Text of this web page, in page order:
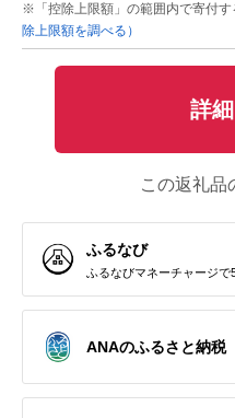
※「控除上限額」の範囲内で寄付
除上限額を調べる）
詳
この返礼品
ふるなび
ふるなびマネーチャージで
ANAのふるさと納税